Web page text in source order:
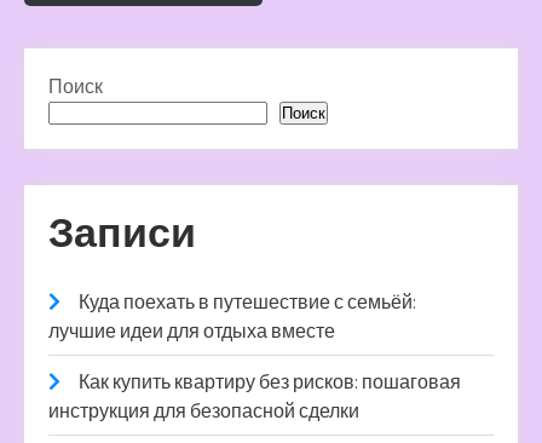
Поиск
Поиск
Записи
Куда поехать в путешествие с семьёй:
лучшие идеи для отдыха вместе
Как купить квартиру без рисков: пошаговая
инструкция для безопасной сделки